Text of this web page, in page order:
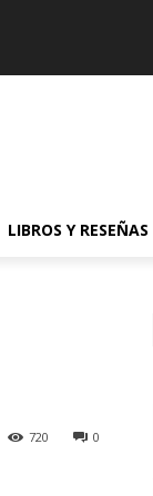
LIBROS Y RESEÑAS
0
720